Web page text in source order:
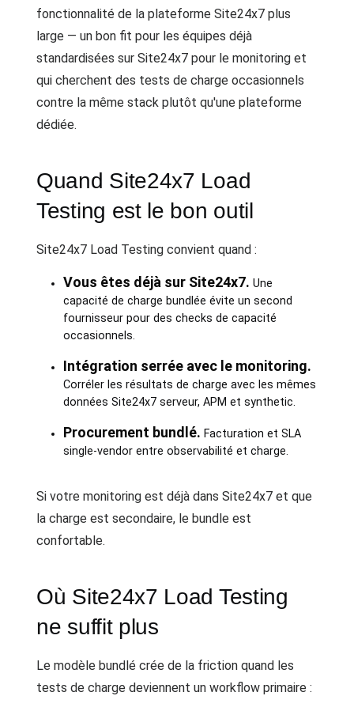
fonctionnalité de la plateforme Site24x7 plus
large — un bon fit pour les équipes déjà
standardisées sur Site24x7 pour le monitoring et
qui cherchent des tests de charge occasionnels
contre la même stack plutôt qu'une plateforme
dédiée.
Quand Site24x7 Load
Testing est le bon outil
Site24x7 Load Testing convient quand :
Vous êtes déjà sur Site24x7. Une
capacité de charge bundlée évite un second
fournisseur pour des checks de capacité
occasionnels.
Intégration serrée avec le monitoring.
Corréler les résultats de charge avec les mêmes
données Site24x7 serveur, APM et synthetic.
Procurement bundlé. Facturation et SLA
single-vendor entre observabilité et charge.
Si votre monitoring est déjà dans Site24x7 et que
la charge est secondaire, le bundle est
confortable.
Où Site24x7 Load Testing
ne suffit plus
Le modèle bundlé crée de la friction quand les
tests de charge deviennent un workflow primaire :